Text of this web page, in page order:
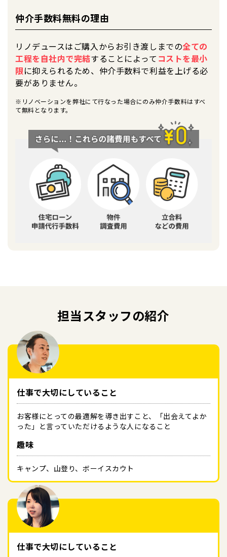
仲介手数料無料の理由
リノデュースはご購入からお引き渡しまでの全ての
工程を自社内で完結することによって コストを最小
限に抑えられるため、仲介手数料で利益を上げる必
要がありません。
※リノベーションを弊社にて行なった場合にのみ仲介手数料はすべ
て無料となります。
担当スタッフの紹介
仕事で大切にしていること
お客様にとっての最適解を導き出すこと、「出会えてよか
った」と言っていただけるような人になること
趣味
キャンプ、山登り、ボーイスカウト
仕事で大切にしていること